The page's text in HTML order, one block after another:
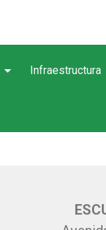
arrow_drop_down Infraestructura